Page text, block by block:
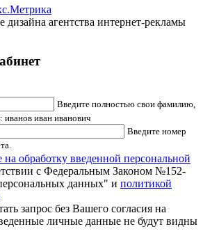
дизайна агентства интернет-рекламы
Введите полностью свои фамилию,
иван иванович
Введите номер
на обработку введенной персональной
с Федеральным Законом №152-
данных" и политикой
запрос без Вашего согласия на
личные данные не будут видны